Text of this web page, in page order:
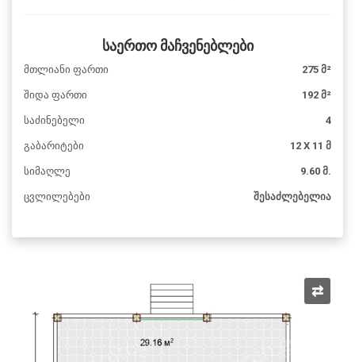
საერთო მაჩვენებლები
მთლიანი ფართი 275 მ²
შიდა ფართი 192 მ²
საძინებელი 4
გაბარიტები 12 X 11 მ
სიმაღლე 9.60 მ.
ცვლილებები შესაძლებელია
⇄